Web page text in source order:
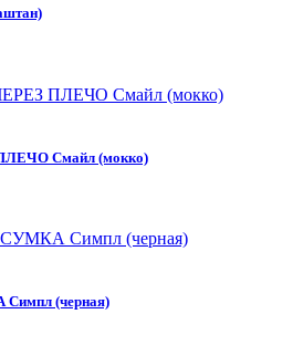
Смайл (мокко)
(черная)